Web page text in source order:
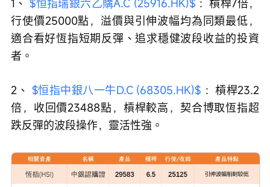
1、 $恒指瑞銀六乙購A.C (25916.HK)$ ：槓桿7倍，
行使價25000點，溢價與引伸波幅均為同類最低，
適合看好恆指短期反彈、追求穩健波段收益的投資
者。
2、 $恒指中銀八一牛D.C (68305.HK)$ ：槓桿23.2
倍，收回價23488點，槓桿較高，契合博取恆指超
跌反彈的波段操作，靈活性強。